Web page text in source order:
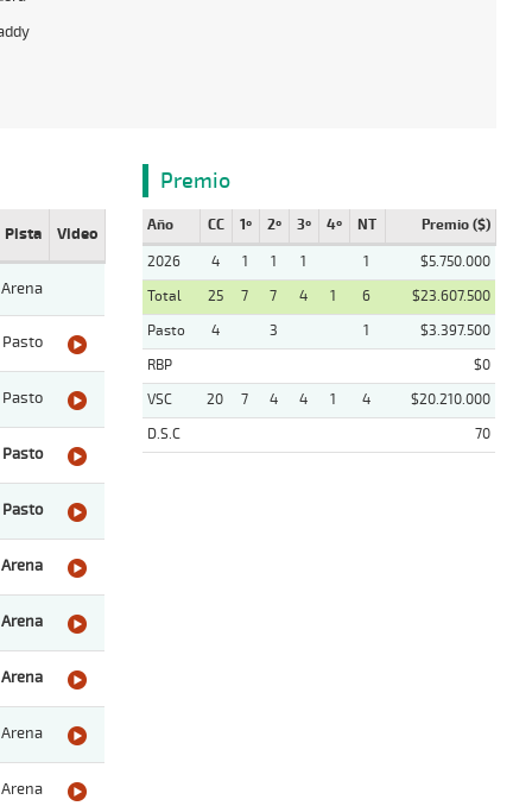
Pista Video
Arena
Pasto
Pasto
Pasto
Pasto
Arena
Arena
Arena
Arena
Arena
Premio
Año CC 1º 2º 3º 4º NT Premio ($)
2026 4 1 1 1 1
$5.750.000
Total
25 7 7 4 1 6
$23.607.500
Pasto
4 3 1
$3.397.500
RBP
$0
VSC
20 7 4 4 1 4
$20.210.000
D.S.C
70